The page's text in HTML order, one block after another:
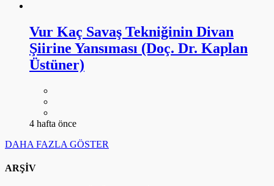
Vur Kaç Savaş Tekniğinin Divan
Şiirine Yansıması (Doç. Dr. Kaplan
Üstüner)
4 hafta önce
DAHA FAZLA GÖSTER
ARŞİV